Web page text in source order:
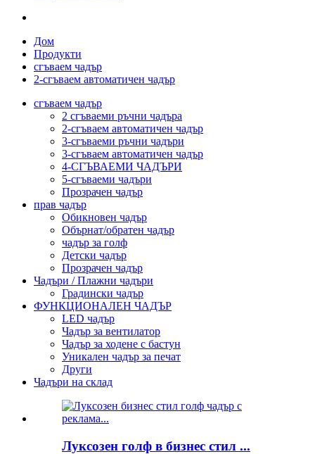
Дом
Продукти
сгъваем чадър
2-сгъваем автоматичен чадър
сгъваем чадър
2 сгъваеми ръчни чадъра
2-сгъваем автоматичен чадър
3-сгъваеми ръчни чадъри
3-сгъваем автоматичен чадър
4-СГЪВАЕМИ ЧАДЪРИ
5-сгъваеми чадъри
Прозрачен чадър
прав чадър
Обикновен чадър
Обърнат/обратен чадър
чадър за голф
Детски чадър
Прозрачен чадър
Чадъри / Плажни чадъри
Градински чадър
ФУНКЦИОНАЛЕН ЧАДЪР
LED чадър
Чадър за вентилатор
Чадър за ходене с бастун
Уникален чадър за печат
Други
Чадъри на склад
Луксозен голф в бизнес стил ...